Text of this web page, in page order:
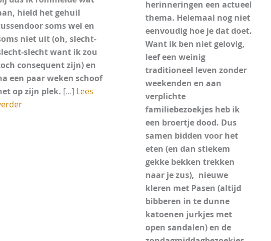
hield het gehuil
soms wel en
niet uit (oh, slecht-
slecht want ik zou
consequent zijn) en
een paar weken schoof
op zijn plek. [...] Lees
herinneringen een actueel
thema. Helemaal nog niet
eenvoudig hoe je dat doet.
Want ik ben niet gelovig,
leef een weinig
traditioneel leven zonder
weekenden en aan
verplichte
familiebezoekjes heb ik
een broertje dood. Dus
samen bidden voor het
eten (en dan stiekem
gekke bekken trekken
naar je zus), nieuwe
kleren met Pasen (altijd
bibberen in te dunne
katoenen jurkjes met
open sandalen) en de